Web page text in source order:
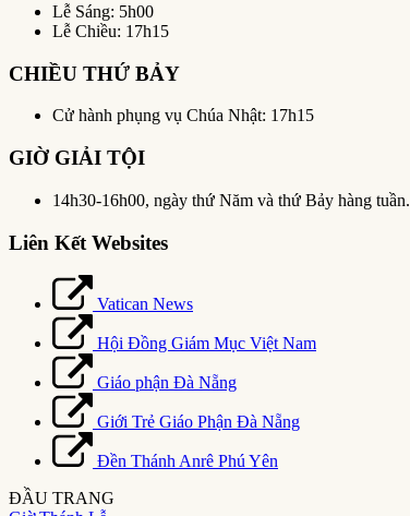
Lễ Sáng: 5h00
Lễ Chiều: 17h15
CHIỀU THỨ BẢY
Cử hành phụng vụ Chúa Nhật: 17h15
GIỜ GIẢI TỘI
14h30-16h00, ngày thứ Năm và thứ Bảy hàng tuần.
Liên Kết Websites
Vatican News
Hội Đồng Giám Mục Việt Nam
Giáo phận Đà Nẵng
Giới Trẻ Giáo Phận Đà Nẵng
Đền Thánh Anrê Phú Yên
ĐẦU TRANG